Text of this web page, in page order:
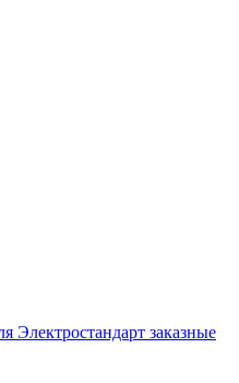
Электростандарт заказные